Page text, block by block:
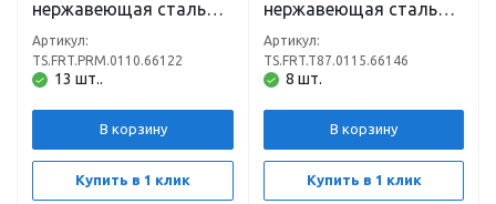
нержавеющая сталь
(430)
13 шт..
Артикул:
TS.FRT.PRM.0110.66122
В корзину
Купить в 1 клик
нержавеющая сталь
(430)
8 шт.
Артикул:
TS.FRT.T87.0115.66146
В корзину
Купить в 1 клик